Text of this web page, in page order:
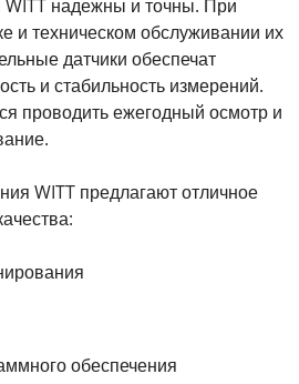
надежны и точны. При
и техническом обслуживании их
датчики обеспечат
и стабильность измерений.
проводить ежегодный осмотр и
WITT предлагают отличное
обеспечения